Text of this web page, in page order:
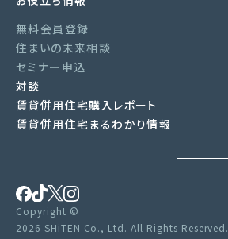
無料会員登録
住まいの未来相談
セミナー申込
対談
賃貸併用住宅購入レポート
賃貸併用住宅まるわかり情報
Copyright ©
2026 SHiTEN Co., Ltd. All Rights Reserved.